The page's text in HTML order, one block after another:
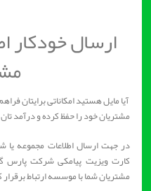
ارسال خودکار
آیا مایل هستید امکاناتی برایتان
مشتریان خود را حفظ کرده و درآمد تان
در جهت ارسال اطلاعات مجموعه یا
کارت ویزیت پیامکی شرکت پارس
مشتریان شما با موسسه ارتباط برقرار